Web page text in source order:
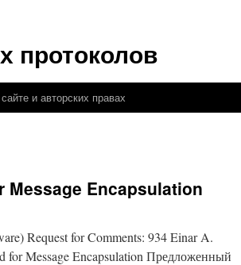
протоколов
и авторских правах
Message Encapsulation
Request for Comments: 934 Einar A.
for Message Encapsulation Предложенный